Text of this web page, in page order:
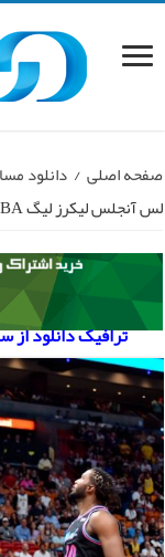
صفحه اصلی / دانلود
لس آنجلس لیکرز لیگ NBA
ترافیک دانلود